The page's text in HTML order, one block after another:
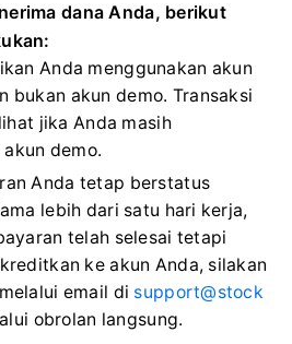
dana Anda, berikut
Anda menggunakan akun
bukan akun demo. Transaksi
jika Anda masih
demo.
Anda tetap berstatus
lebih dari satu hari kerja,
telah selesai tetapi
ke akun Anda, silakan
email di support@stock
obrolan langsung.